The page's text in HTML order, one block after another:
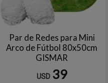
Par de Redes para Mini
Arco de Fútbol 80x50cm
GISMAR
USD 39